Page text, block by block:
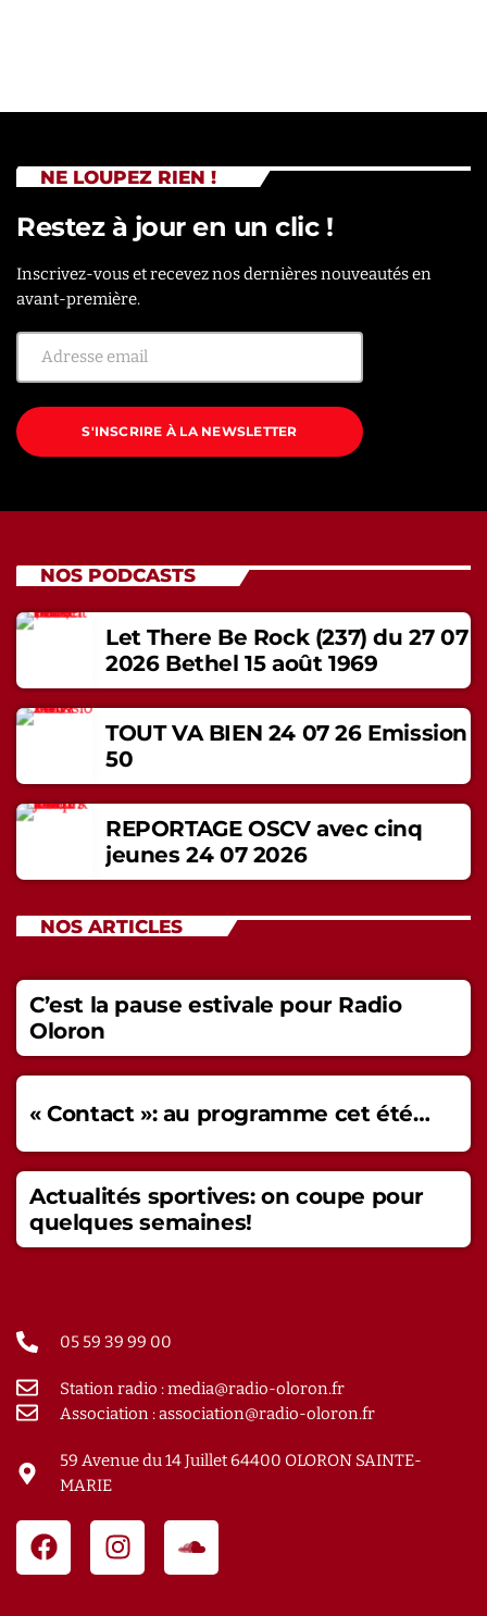
NE LOUPEZ RIEN !
Restez à jour en un clic !
Inscrivez-vous et recevez nos dernières nouveautés en
avant-première.
S'INSCRIRE À LA NEWSLETTER
NOS PODCASTS
Let There Be Rock (237) du 27 07
2026 Bethel 15 août 1969
TOUT VA BIEN 24 07 26 Emission
50
REPORTAGE OSCV avec cinq
jeunes 24 07 2026
NOS ARTICLES
C’est la pause estivale pour Radio
Oloron
« Contact »: au programme cet été…
Actualités sportives: on coupe pour
quelques semaines!
05 59 39 99 00
Station radio : media@radio-oloron.fr
Association : association@radio-oloron.fr
59 Avenue du 14 Juillet 64400 OLORON SAINTE-
MARIE